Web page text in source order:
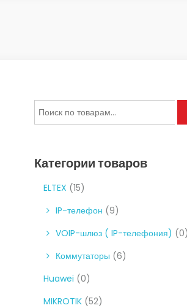
Искать:
Категории товаров
ELTEX (15)
IP-телефон (9)
VOIP-шлюз ( IP-телефония) (0)
Коммутаторы (6)
Huawei (0)
MIKROTIK (52)